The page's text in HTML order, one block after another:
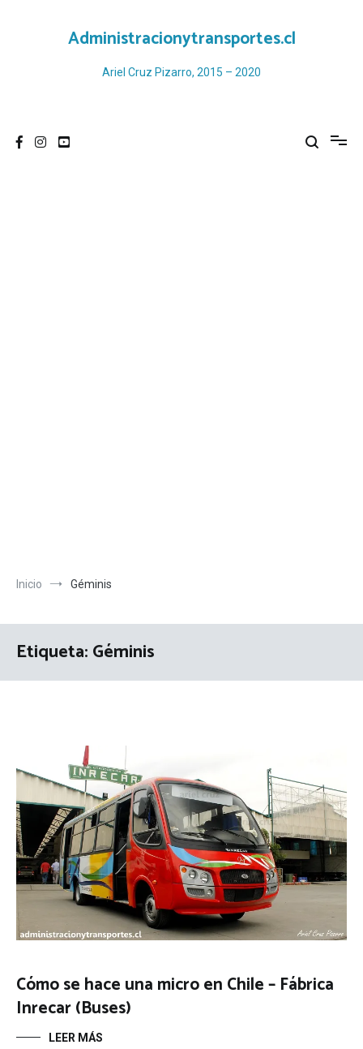
Administracionytransportes.cl
Ariel Cruz Pizarro, 2015 – 2020
Inicio Géminis
Etiqueta:Géminis
Cómo se hace una micro en Chile – Fábrica
Inrecar (Buses)
LEER MÁS